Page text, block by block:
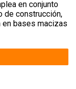
en conjunto
de construcción,
bases macizas